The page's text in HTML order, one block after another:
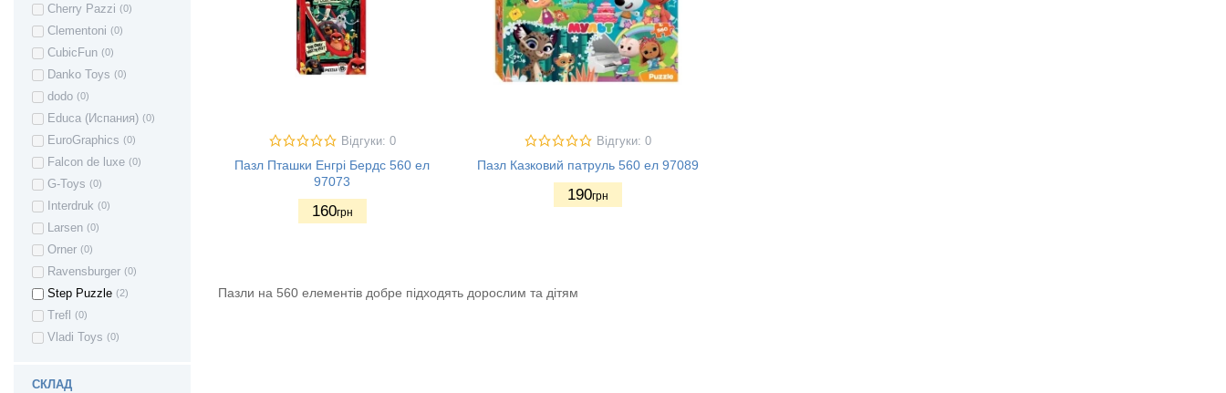
Cherry Pazzi (0)
Clementoni (0)
CubicFun (0)
Danko Toys (0)
dodo (0)
Educa (Испания) (0)
EuroGraphics (0)
Falcon de luxe (0)
G-Toys (0)
Interdruk (0)
Larsen (0)
Orner (0)
Ravensburger (0)
Step Puzzle (2)
Trefl (0)
Vladi Toys (0)
СКЛАД
Відгуки: 0
Пазл Пташки Енгрі Бердс 560 ел
97073
160грн
Відгуки: 0
Пазл Казковий патруль 560 ел 97089
190грн
Пазли на 560 елементів добре підходять дорослим та дітям